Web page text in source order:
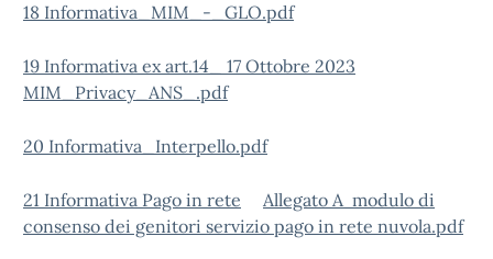
18 Informativa_MIM_-_GLO.pdf
19 Informativa ex art.14_ 17 Ottobre 2023
MIM_Privacy_ANS_.pdf
20 Informativa_Interpello.pdf
21 Informativa Pago in rete
Allegato A modulo di
consenso dei genitori servizio pago in rete nuvola.pdf